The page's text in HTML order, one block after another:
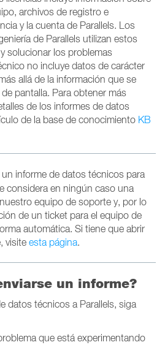
archivos de registro e
y la cuenta de Parallels. Los
de Parallels utilizan estos
solucionar los problemas
no incluye datos de carácter
allá de la información que se
pantalla. Para obtener más
de los informes de datos
de la base de conocimiento KB
informe de datos técnicos para
considera en ningún caso una
equipo de soporte y, por lo
de un ticket para el equipo de
automática. Si tiene que abrir
visite esta página.
un informe?
datos técnicos a Parallels, siga
que está experimentando